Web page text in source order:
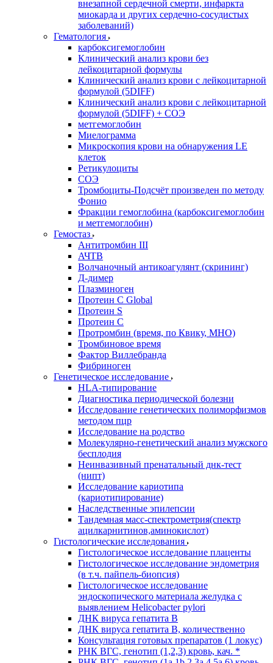
внезапной сердечной смерти, инфаркта
миокарда и других сердечно-сосудистых
заболеваний)
Гематология
карбоксигемоглобин
Клинический анализ крови без
лейкоцитарной формулы
Клинический анализ крови с лейкоцитарной
формулой (5DIFF)
Клинический анализ крови с лейкоцитарной
формулой (5DIFF) + СОЭ
метгемоглобин
Миелограмма
Микроскопия крови на обнаружения LE
клеток
Ретикулоциты
СОЭ
Тромбоциты-Подсчёт произведен по методу
Фонио
Фракции гемоглобина (карбоксигемоглобин
и метгемоглобин)
Гемостаз
Антитромбин III
АЧТВ
Волчаночный антикоагулянт (скрининг)
Д-димер
Плазминоген
Протеин C Global
Протеин S
Протеин С
Протромбин (время, по Квику, МНО)
Тромбиновое время
Фактор Виллебранда
Фибриноген
Генетическое исследование
HLA-типирование
Диагностика периодической болезни
Исследование генетических полиморфизмов
методом пцр
Исследование на родство
Молекулярно-генетический анализ мужского
бесплодия
Неинвазивный пренатальный днк-тест
(нипт)
Исследование кариотипа
(кариотипирование)
Наследственные эпилепсии
Тандемная масс-спектрометрия(спектр
ацилкарнитинов,аминокислот)
Гистологические исследования
Гистологическое исследование плаценты
Гистологическое исследование эндометрия
(в т.ч. пайпель-биопсия)
Гистологическое исследование
эндоскопического материала желудка с
выявлением Helicobacter pylori
ДНК вируса гепатита B
ДНК вируса гепатита B, количественно
Консультация готовых препаратов (1 локус)
РНК ВГC, генотип (1,2,3) кровь, кач. *